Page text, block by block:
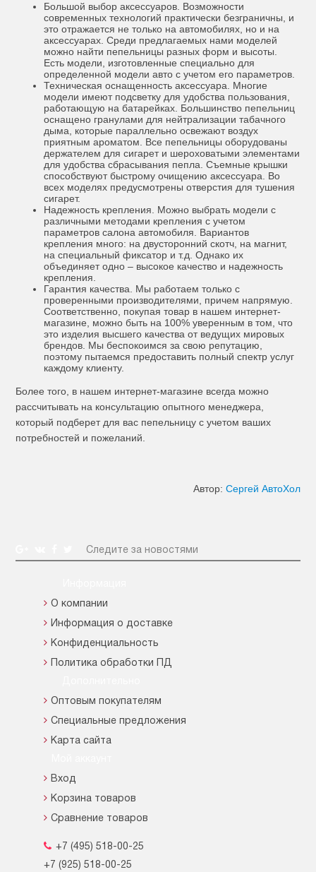
Большой выбор аксессуаров. Возможности
современных технологий практически безграничны, и
это отражается не только на автомобилях, но и на
аксессуарах. Среди предлагаемых нами моделей
можно найти пепельницы разных форм и высоты.
Есть модели, изготовленные специально для
определенной модели авто с учетом его параметров.
Техническая оснащенность аксессуара. Многие
модели имеют подсветку для удобства пользования,
работающую на батарейках. Большинство пепельниц
оснащено гранулами для нейтрализации табачного
дыма, которые параллельно освежают воздух
приятным ароматом. Все пепельницы оборудованы
держателем для сигарет и шероховатыми элементами
для удобства сбрасывания пепла. Съемные крышки
способствуют быстрому очищению аксессуара. Во
всех моделях предусмотрены отверстия для тушения
сигарет.
Надежность крепления. Можно выбрать модели с
различными методами крепления с учетом
параметров салона автомобиля. Вариантов
крепления много: на двусторонний скотч, на магнит,
на специальный фиксатор и т.д. Однако их
объединяет одно – высокое качество и надежность
крепления.
Гарантия качества. Мы работаем только с
проверенными производителями, причем напрямую.
Соответственно, покупая товар в нашем интернет-
магазине, можно быть на 100% уверенным в том, что
это изделия высшего качества от ведущих мировых
брендов. Мы беспокоимся за свою репутацию,
поэтому пытаемся предоставить полный спектр услуг
каждому клиенту.
Более того, в нашем интернет-магазине всегда можно
рассчитывать на консультацию опытного менеджера,
который подберет для вас пепельницу с учетом ваших
потребностей и пожеланий.
Автор: Сергей АвтоХол
Следите за новостями
О компании
Информация о доставке
Конфиденциальность
Политика обработки ПД
Оптовым покупателям
Специальные предложения
Карта сайта
Вход
Корзина товаров
Сравнение товаров
+7 (495) 518-00-25
+7 (925) 518-00-25